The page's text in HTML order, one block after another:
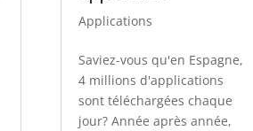
Applications
Saviez-vous qu'en Espagne,
4 millions d'applications
sont téléchargées chaque
jour? Année après année,